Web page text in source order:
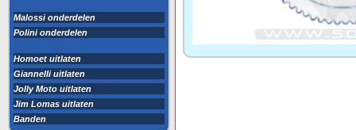
Malossi onderdelen
Polini onderdelen
Homoet uitlaten
Giannelli uitlaten
Jolly Moto uitlaten
Jim Lomas uitlaten
Banden